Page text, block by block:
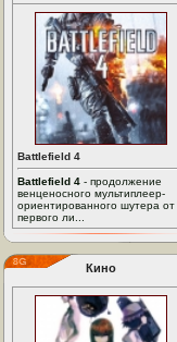
Battlefield 4
Battlefield 4 - продолжение
венценосного мультиплеер-
ориентированного шутера от
первого ли...
Кино